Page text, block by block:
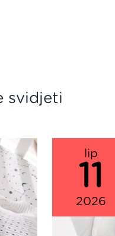
svidjeti
lip
11
2026